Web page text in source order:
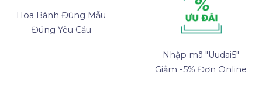
Hoa Bánh Đúng Mẫu
Đúng Yêu Cầu
Nhập mã "Uudai5"
Giảm -5% Đơn Online